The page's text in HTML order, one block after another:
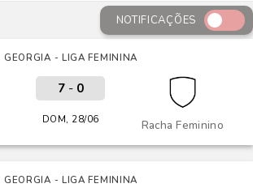
NOTIFICAÇÕES
GEORGIA - LIGA FEMININA
Racha Feminino
7- 0
DOM, 28/06
GEORGIA - LIGA FEMININA